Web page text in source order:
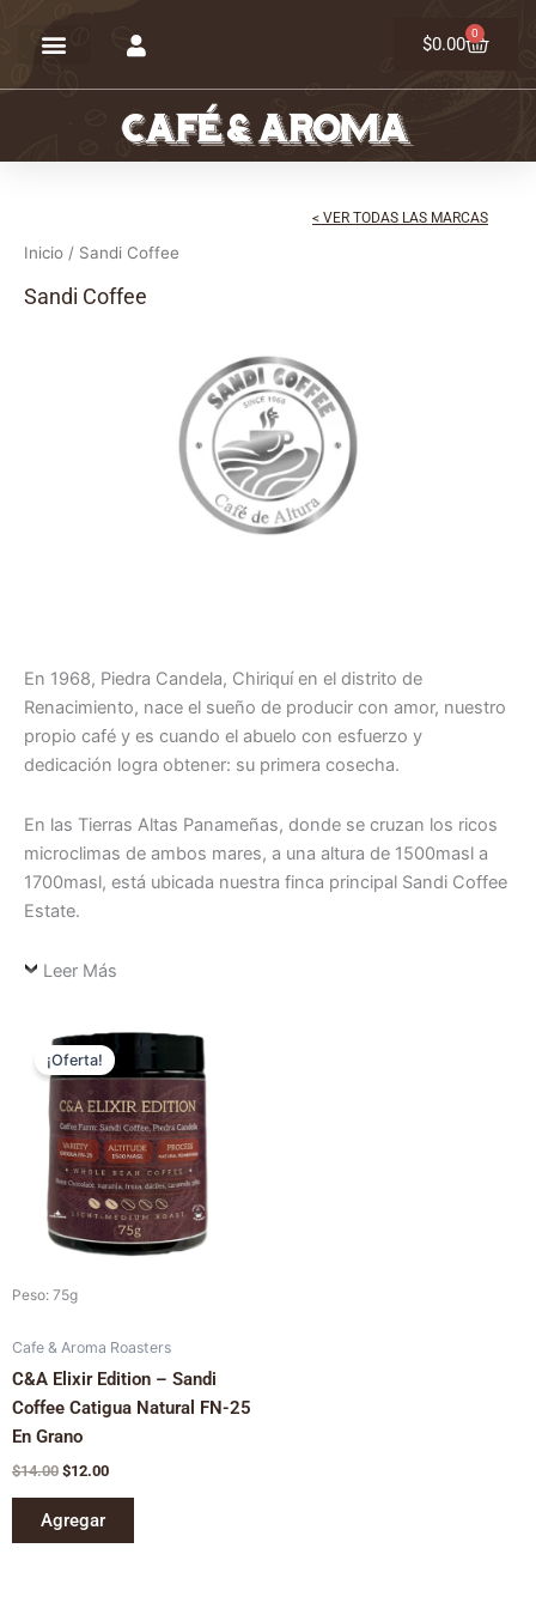
$0.00 0
Carrito
< VER TODAS LAS MARCAS
Inicio / Sandi Coffee
Sandi Coffee
En 1968, Piedra Candela, Chiriquí en el distrito de
Renacimiento, nace el sueño de producir con amor, nuestro
propio café y es cuando el abuelo con esfuerzo y
dedicación logra obtener: su primera cosecha.
En las Tierras Altas Panameñas, donde se cruzan los ricos
microclimas de ambos mares, a una altura de 1500masl a
1700masl, está ubicada nuestra finca principal Sandi Coffee
Estate.
Leer Más
¡Oferta!
Peso: 75g
Cafe & Aroma Roasters
C&A Elixir Edition – Sandi
Coffee Catigua Natural FN-25
En Grano
$14.00
precio
original
$14.00.
$12.00
El
precio
actual
es:
$12.00.
Agregar